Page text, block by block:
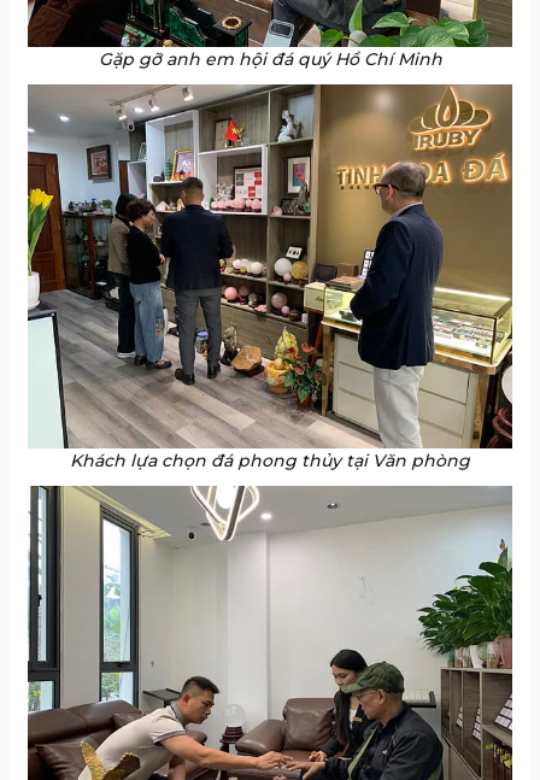
Gặp gỡ anh em hội đá quý Hồ Chí Minh
Khách lựa chọn đá phong thủy tại Văn phòng